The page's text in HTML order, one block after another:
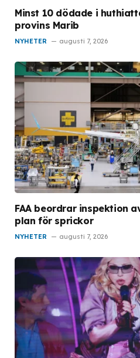
Minst 10 dödade i
provins Marib
NYHETER augusti 7, 2026
FAA beordrar inspektion
plan för sprickor
NYHETER augusti 7, 2026